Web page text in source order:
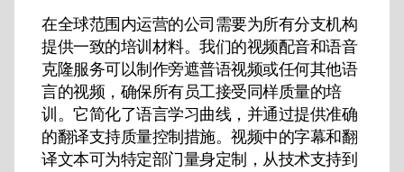
在全球范围内运营的公司需要为所有分支机构
提供一致的培训材料。我们的视频配音和语音
克隆服务可以制作旁遮普语视频或任何其他语
言的视频，确保所有员工接受同样质量的培
训。它简化了语言学习曲线，并通过提供准确
的翻译支持质量控制措施。视频中的字幕和翻
译文本可为特定部门量身定制，从技术支持到